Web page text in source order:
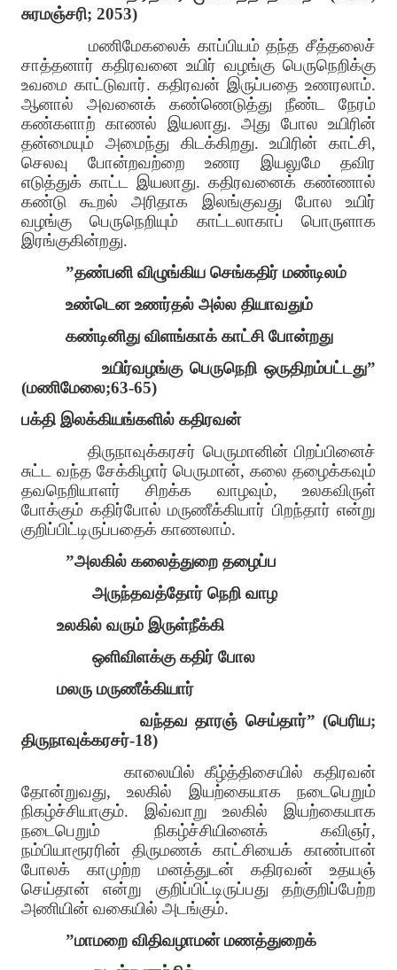
சுரமஞ்சரி; 2053)
மணிமேகலைக் காப்பியம் தந்த சீத்தலைச்
சாத்தனார் கதிரவனை உயிர் வழங்கு பெருநெறிக்கு
உவமை காட்டுவார். கதிரவன் இருப்பதை உணரலாம்.
ஆனால் அவனைக் கண்ணெடுத்து நீண்ட நேரம்
கண்களாற் காணல் இயலாது.அது போல உயிரின்
தன்மையும் அமைந்து கிடக்கிறது.உயிரின் காட்சி,
செலவு போன்றவற்றை உணர இயலுமே தவிர
எடுத்துக் காட்ட இயலாது. கதிரவனைக் கண்ணால்
கண்டு கூறல் அரிதாக இலங்குவது போல உயிர்
வழங்கு பெருநெறியும் காட்டலாகாப் பொருளாக
இரங்குகின்றது.
”தண்பனி விழுங்கிய செங்கதிர் மண்டிலம்
உண்டென உணர்தல் அல்ல தியாவதும்
கண்டினிது விளங்காக் காட்சி போன்றது
உயிர்வழங்கு பெருநெறி ஒருதிறம்பட்டது”
(மணிமேலை;63-65)
பக்தி இலக்கியங்களில் கதிரவன்
திருநாவுக்கரசர் பெருமானின் பிறப்பினைச்
சுட்ட வந்த சேக்கிழார் பெருமான்,கலை தழைக்கவும்
தவநெறியாளர் சிறக்க வாழவும்,உலகவிருள்
போக்கும் கதிர்போல் மருணீக்கியார் பிறந்தார் என்று
குறிப்பிட்டிருப்பதைக் காணலாம்.
”அலகில் கலைத்துறை தழைப்ப
அருந்தவத்தோர் நெறி வாழ
உலகில் வரும் இருள்நீக்கி
ஒளிவிளக்கு கதிர் போல
மலரு மருணீக்கியார்
வந்தவ தாரஞ் செய்தார்” (பெரிய;
திருநாவுக்கரசர்-18)
காலையில் கீழ்த்திசையில் கதிரவன்
தோன்றுவது, உலகில் இயற்கையாக நடைபெறும்
நிகழ்ச்சியாகும். இவ்வாறு உலகில் இயற்கையாக
நடைபெறும் நிகழ்ச்சியினைக் கவிஞர்,
நம்பியாரூரரின் திருமணக் காட்சியைக் காண்பான்
போலக் காமுற்ற மனத்துடன் கதிரவன் உதயஞ்
செய்தான் என்று குறிப்பிட்டிருப்பது தற்குறிப்பேற்ற
அணியின் வகையில் அடங்கும்.
”மாமறை விதிவழாமன் மணத்துறைக்